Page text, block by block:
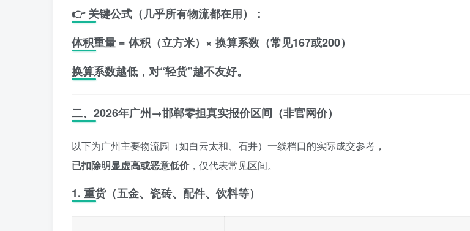
👉 关键公式（几乎所有物流都在用）：
体积重量 = 体积（立方米）× 换算系数（常见167或200）
换算系数越低，对“轻货”越不友好。
二、2026年广州→邯郸零担真实报价区间（非官网价）
以下为广州主要物流园（如白云太和、石井）一线档口的实际成交参考，
已扣除明显虚高或恶意低价，仅代表常见区间。
1. 重货（五金、瓷砖、配件、饮料等）